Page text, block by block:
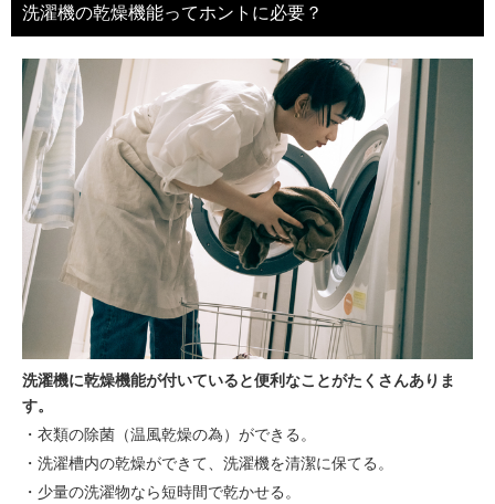
洗濯機の乾燥機能ってホントに必要？
洗濯機に乾燥機能が付いていると便利なことがたくさんありま
す。
・衣類の除菌（温風乾燥の為）ができる。
・洗濯槽内の乾燥ができて、洗濯機を清潔に保てる。
・少量の洗濯物なら短時間で乾かせる。